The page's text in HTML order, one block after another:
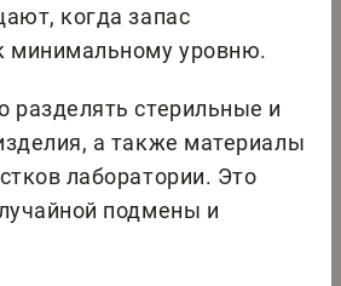
когда запас
минимальному уровню.
разделять стерильные и
а также материалы
лаборатории. Это
подмены и